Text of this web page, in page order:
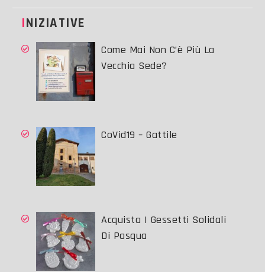
INIZIATIVE
Come Mai Non C’è Più La
Vecchia Sede?
CoVid19 – Gattile
Acquista I Gessetti Solidali
Di Pasqua